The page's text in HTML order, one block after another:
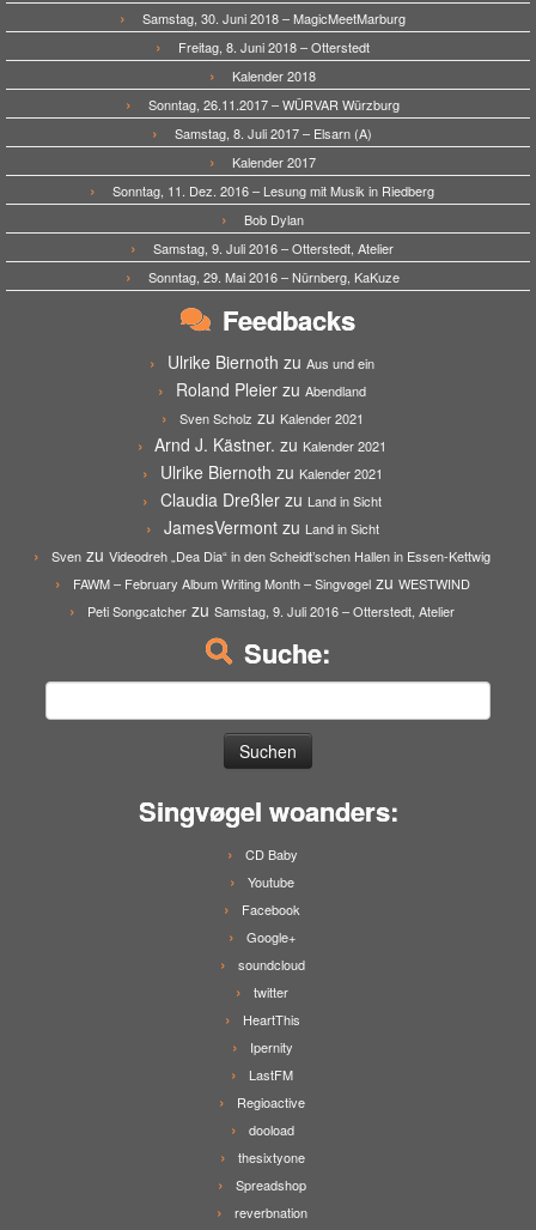
Samstag, 30. Juni 2018 – MagicMeetMarburg
Freitag, 8. Juni 2018 – Otterstedt
Kalender 2018
Sonntag, 26.11.2017 – WÜRVAR Würzburg
Samstag, 8. Juli 2017 – Elsarn (A)
Kalender 2017
Sonntag, 11. Dez. 2016 – Lesung mit Musik in Riedberg
Bob Dylan
Samstag, 9. Juli 2016 – Otterstedt, Atelier
Sonntag, 29. Mai 2016 – Nürnberg, KaKuze
Feedbacks
Ulrike Biernoth zu Aus und ein
Roland Pleier zu Abendland
Sven Scholz zu Kalender 2021
Arnd J. Kästner. zu Kalender 2021
Ulrike Biernoth zu Kalender 2021
Claudia Dreßler zu Land in Sicht
JamesVermontzu Land in Sicht
Sven zu Videodreh „Dea Dia“ in den Scheidt’schen Hallen in Essen-Kettwig
FAWM – February Album Writing Month – Singvøgelzu WESTWIND
Peti Songcatcher zu Samstag, 9. Juli 2016 – Otterstedt, Atelier
Suche:
Singvøgel woanders:
CD Baby
Youtube
Facebook
Google+
soundcloud
twitter
HeartThis
Ipernity
LastFM
Regioactive
dooload
thesixtyone
Spreadshop
reverbnation